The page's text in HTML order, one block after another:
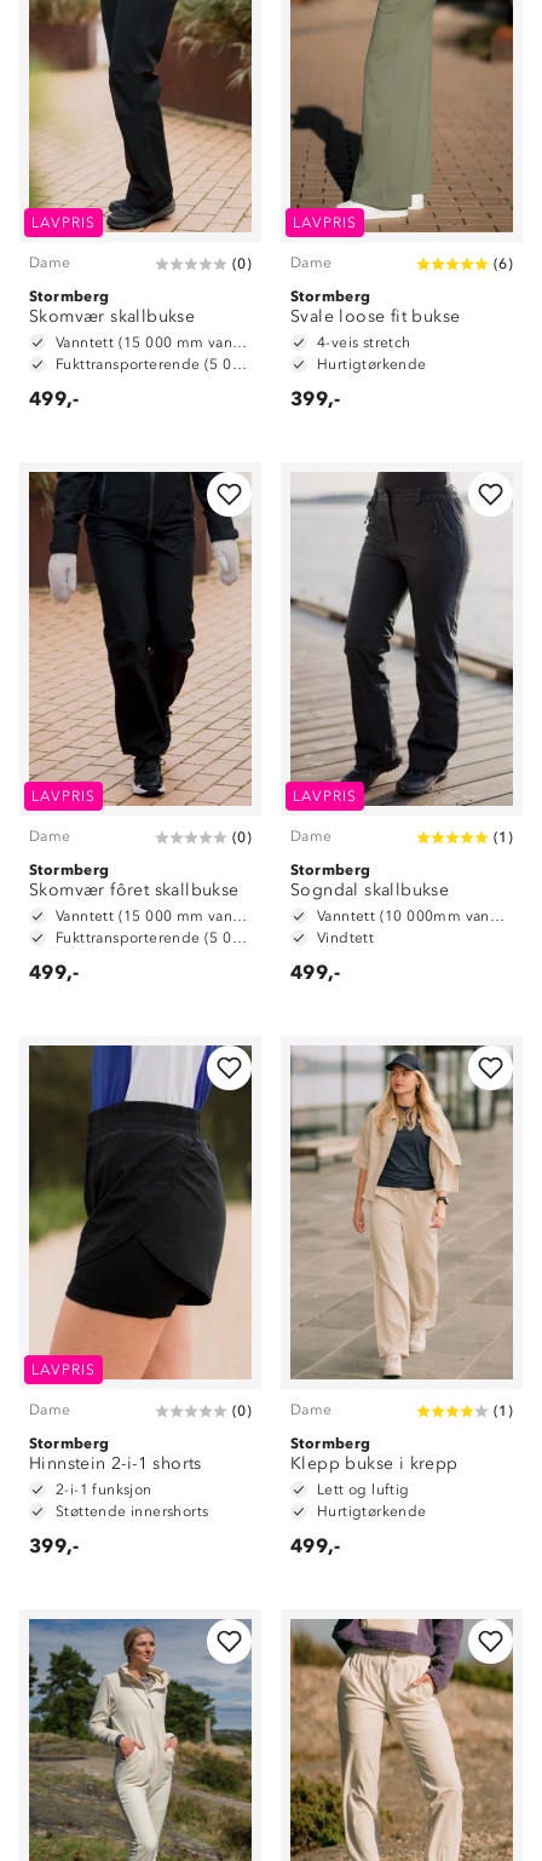
LAVPRIS
Dame (0)
Stormberg
Skomvær skallbukse
Vanntett (15 000 mm vannsøyle)
Fukttransporterende (5 000 g/ m2/ 24t)
499,-
LAVPRIS
Dame (6)
Stormberg
Svale loose fit bukse
4-veis stretch
Hurtigtørkende
399,-
LAVPRIS
Dame (0)
Stormberg
Skomvær fôret skallbukse
Vanntett (15 000 mm vannsøyle)
Fukttransporterende (5 000 g/ m2/ 24t)
499,-
LAVPRIS
Dame (1 )
Stormberg
Sogndal skallbukse
Vanntett (10 000mm vannsøyle)
Vindtett
499,-
LAVPRIS
Dame (0)
Stormberg
Hinnstein 2-i-1 shorts
2-i-1 funksjon
Støttende innershorts
399,-
Dame (1 )
Stormberg
Klepp bukse i krepp
Lett og luftig
Hurtigtørkende
499,-